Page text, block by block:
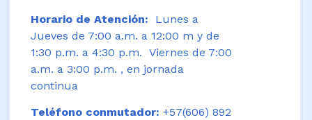
Horario de Atención:
Lunes a
Jueves de 7:00 a.m. a 12:00 m y de
1:30 p.m. a 4:30 p.m. Viernes de 7:00
a.m. a 3:00 p.m. , en jornada
continua
Teléfono conmutador: +57(606) 892